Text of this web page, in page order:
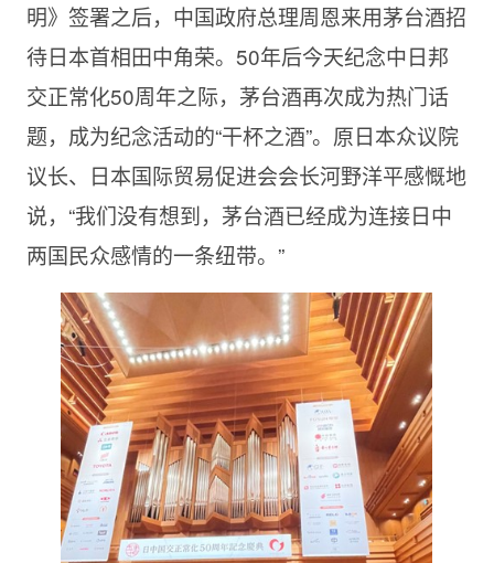
明》签署之后，中国政府总理周恩来用茅台酒招
待日本首相田中角荣。50年后今天纪念中日邦
交正常化50周年之际，茅台酒再次成为热门话
题，成为纪念活动的“干杯之酒”。原日本众议院
议长、日本国际贸易促进会会长河野洋平感慨地
说，“我们没有想到，茅台酒已经成为连接日中
两国民众感情的一条纽带。”